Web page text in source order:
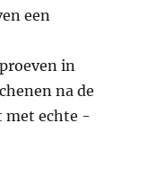
een
in
na de
met echte -